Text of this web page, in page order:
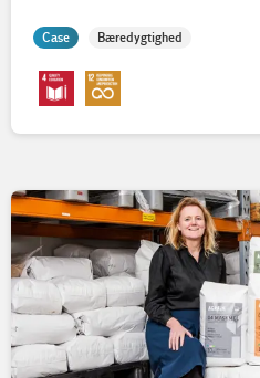
Case Bæredygtighed